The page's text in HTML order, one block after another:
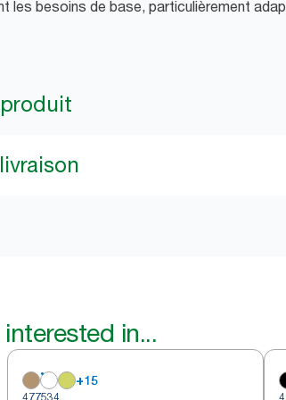
les besoins de base, particulièrement
in...
+15
477534